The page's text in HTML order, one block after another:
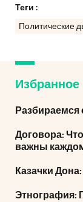
Теги :
Политические
Избранное
Разбираемся
Договора:
важны
Казачки
Этнография: